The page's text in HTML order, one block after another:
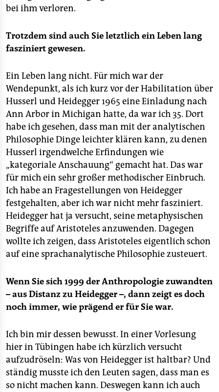
bei ihm verloren.
Trotzdem sind auch Sie letztlich ein Leben lang
fasziniert gewesen.
Ein Leben lang nicht. Für mich war der
Wendepunkt, als ich kurz vor der Habilitation über
Husserl und Heidegger 1965 eine Einladung nach
Ann Arbor in Michigan hatte, da war ich 35. Dort
habe ich gesehen, dass man mit der analytischen
Philosophie Dinge leichter klären kann, zu denen
Husserl irgendwelche Erfindungen wie
„kategoriale Anschauung“ gemacht hat. Das war
für mich ein sehr großer methodischer Einbruch.
Ich habe an Fragestellungen von Heidegger
festgehalten, aber ich war nicht mehr fasziniert.
Heidegger hat ja versucht, seine metaphysischen
Begriffe auf Aristoteles anzuwenden. Dagegen
wollte ich zeigen, dass Aristoteles eigentlich schon
auf eine sprachanalytische Philosophie zusteuert.
Wenn Sie sich 1999 der Anthropologie zuwandten
– aus Distanz zu Heidegger –, dann zeigt es doch
noch immer, wie prägend er für Sie war.
Ich bin mir dessen bewusst. In einer Vorlesung
hier in Tübingen habe ich kürzlich versucht
aufzudröseln: Was von Heidegger ist haltbar? Und
ständig musste ich den Leuten sagen, dass man es
so nicht machen kann. Deswegen kann ich auch